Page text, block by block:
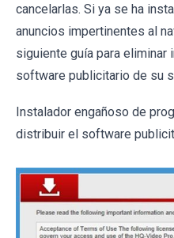
cancelarlas. Si ya se ha
anuncios impertinentes al
siguiente guía para eliminar
software publicitario de su
Instalador engañoso de
distribuir el software